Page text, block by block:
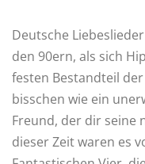
Deutsche
den 90ern, als sich
festen Bestandteil
bisschen wie ein
Freund, der dir seine
dieser Zeit waren es